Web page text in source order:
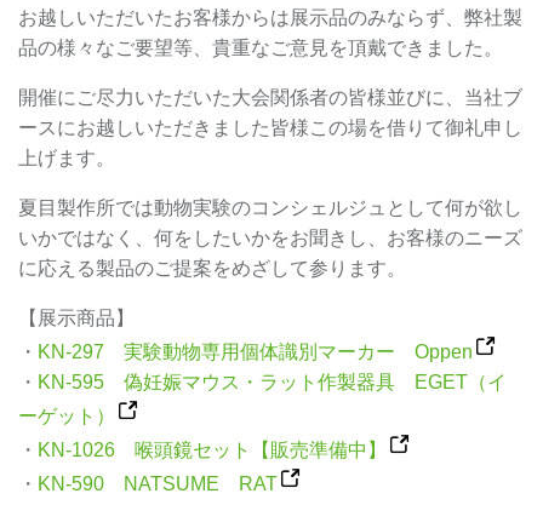
お越しいただいたお客様からは展示品のみならず、弊社製
品の様々なご要望等、貴重なご意見を頂戴できました。
開催にご尽力いただいた大会関係者の皆様並びに、当社ブ
ースにお越しいただきました皆様この場を借りて御礼申し
上げます。
夏目製作所では動物実験のコンシェルジュとして何が欲し
いかではなく、何をしたいかをお聞きし、お客様のニーズ
に応える製品のご提案をめざして参ります。
【展示商品】
・ KN-297 実験動物専用個体識別マーカー Oppen
・ KN-595 偽妊娠マウス・ラット作製器具 EGET（イ
ーゲット）
・ KN-1026 喉頭鏡セット【販売準備中】
・ KN-590 NATSUME RAT